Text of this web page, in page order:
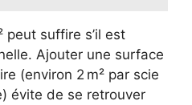
peut suffire s’il est
Ajouter une surface
(environ 2 m² par scie
évite de se retrouver